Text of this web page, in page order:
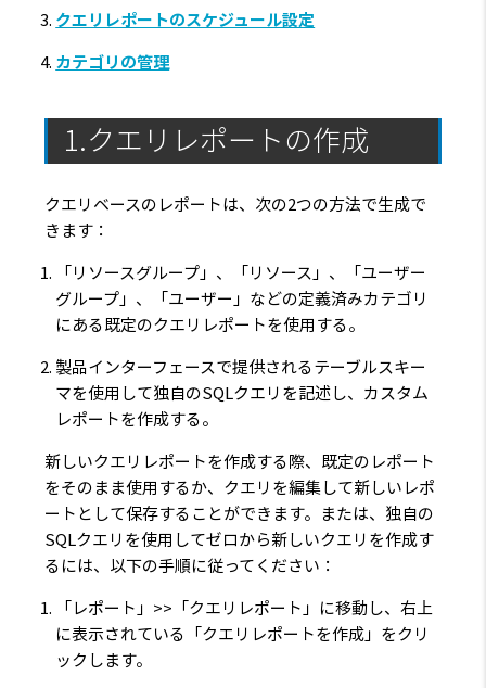
クエリレポートのスケジュール設定
カテゴリの管理
1.クエリレポートの作成
クエリベースのレポートは、次の2つの方法で生成で
きます：
「リソースグループ」、「リソース」、「ユーザー
グループ」、「ユーザー」などの定義済みカテゴリ
にある既定のクエリレポートを使用する。
製品インターフェースで提供されるテーブルスキー
マを使用して独自のSQLクエリを記述し、カスタム
レポートを作成する。
新しいクエリレポートを作成する際、既定のレポート
をそのまま使用するか、クエリを編集して新しいレポ
ートとして保存することができます。または、独自の
SQLクエリを使用してゼロから新しいクエリを作成す
るには、以下の手順に従ってください：
「レポート」>>「クエリレポート」 に移動し、右上
に表示されている 「クエリレポートを作成」 をクリ
ックします。